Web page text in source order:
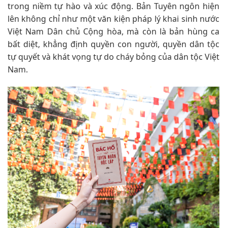
trong niềm tự hào và xúc động. Bản Tuyên ngôn hiện
lên không chỉ như một văn kiện pháp lý khai sinh nước
Việt Nam Dân chủ Cộng hòa, mà còn là bản hùng ca
bất diệt, khẳng định quyền con người, quyền dân tộc
tự quyết và khát vọng tự do cháy bỏng của dân tộc Việt
Nam.